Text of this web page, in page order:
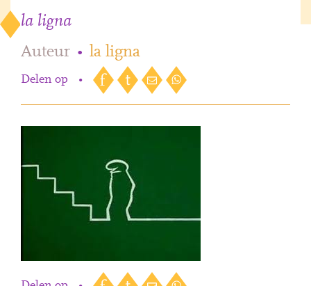
la ligna
Auteur • la ligna
Delen op •